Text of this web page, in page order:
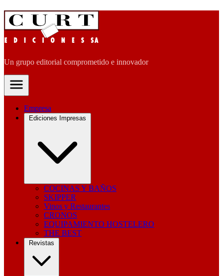
Un grupo editorial comprometido e innovador
Empresa
Ediciones Impresas
COCINAS Y BAÑOS
SKIPPER
Vinos y Restaurantes
CRONOS
EQUIPAMIENTO HOSTELERO
THE BEST
Revistas